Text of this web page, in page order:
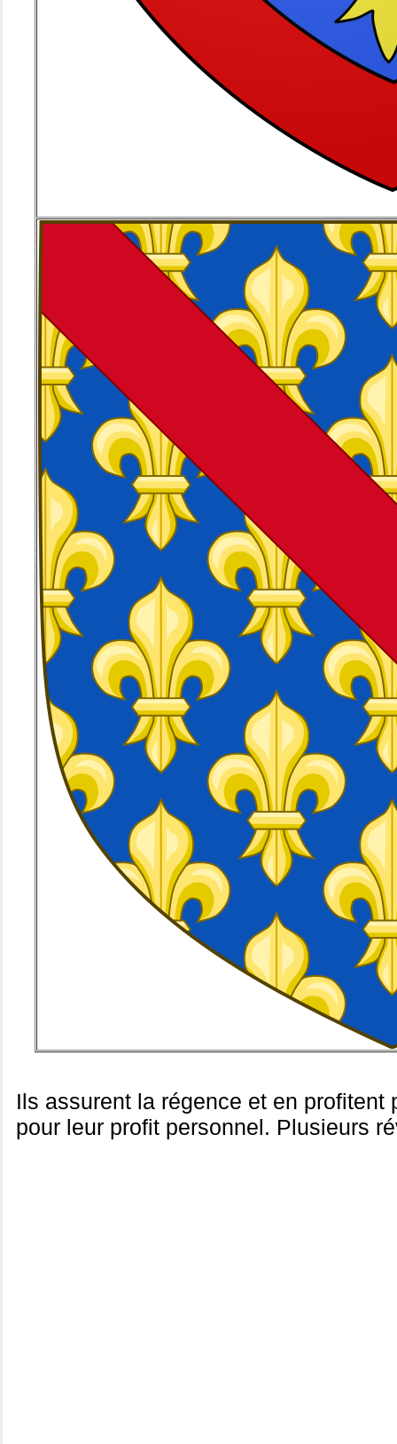
Ils assurent la régence et en
pour leur profit personnel. Plusieurs